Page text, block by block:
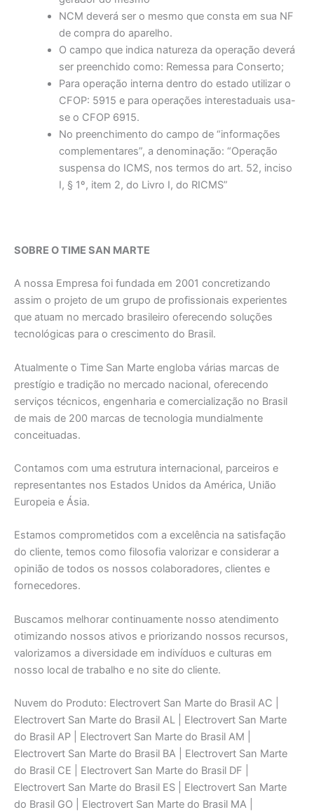
NCM deverá ser o mesmo que consta em sua NF
de compra do aparelho.
O campo que indica natureza da operação deverá
ser preenchido como: Remessa para Conserto;
Para operação interna dentro do estado utilizar o
CFOP: 5915 e para operações interestaduais usa-
se o CFOP 6915.
No preenchimento do campo de “informações
complementares”, a denominação: “Operação
suspensa do ICMS, nos termos do art. 52, inciso
I, § 1º, item 2, do Livro I, do RICMS”
SOBRE O TIME SAN MARTE
A nossa Empresa foi fundada em 2001 concretizando
assim o projeto de um grupo de profissionais experientes
que atuam no mercado brasileiro oferecendo soluções
tecnológicas para o crescimento do Brasil.
Atualmente o Time San Marte engloba várias marcas de
prestígio e tradição no mercado nacional, oferecendo
serviços técnicos, engenharia e comercialização no Brasil
de mais de 200 marcas de tecnologia mundialmente
conceituadas.
Contamos com uma estrutura internacional, parceiros e
representantes nos Estados Unidos da América, União
Europeia e Ásia.
Estamos comprometidos com a excelência na satisfação
do cliente, temos como filosofia valorizar e considerar a
opinião de todos os nossos colaboradores, clientes e
fornecedores.
Buscamos melhorar continuamente nosso atendimento
otimizando nossos ativos e priorizando nossos recursos,
valorizamos a diversidade em indivíduos e culturas em
nosso local de trabalho e no site do cliente.
Nuvem do Produto: Electrovert San Marte do Brasil AC |
Electrovert San Marte do Brasil AL | Electrovert San Marte
do Brasil AP | Electrovert San Marte do Brasil AM |
Electrovert San Marte do Brasil BA | Electrovert San Marte
do Brasil CE | Electrovert San Marte do Brasil DF |
Electrovert San Marte do Brasil ES | Electrovert San Marte
do Brasil GO | Electrovert San Marte do Brasil MA |